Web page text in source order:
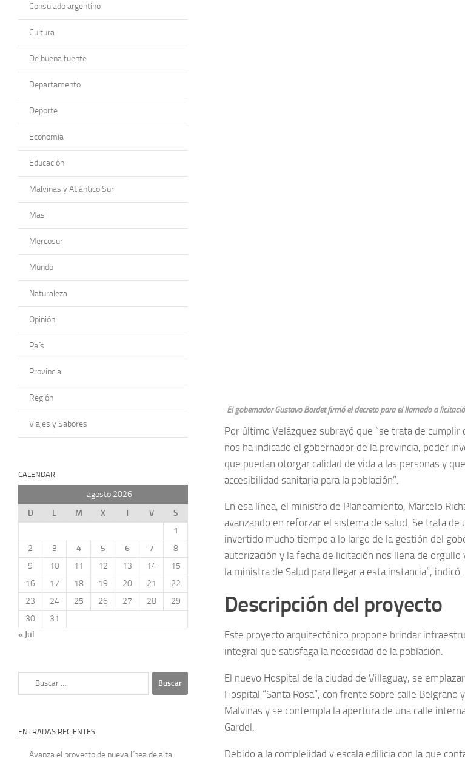
El gobernador Gustavo Bordet firmó el decreto para el llamado a
Por último Velázquez subrayó que “se trata de
nos ha indicado el gobernador de la provincia, poder
que puedan otorgar calidad de vida a las personas y
accesibilidad sanitaria para la población”.
En esa línea, el ministro de Planeamiento, Marcelo
avanzando en reforzar el sistema de salud. Se trata de
invertido mucho tiempo a lo largo de la gestión del
autorización y la fecha de licitación nos llena de
la ministra de Salud para llegar a esta instancia”, indicó.
Descripción del proyecto
Este proyecto arquitectónico propone brindar
integral que satisfaga la necesidad de la población.
El nuevo Hospital de la ciudad de Villaguay, se
Hospital “Santa Rosa”, con frente sobre calle Belgrano
Malvinas y se contempla la apertura de una calle
Gardel.
Debido a la complejidad y escala edilicia con la que
Consulado argentino
Cultura
De buena fuente
Departamento
Deporte
Economía
Educación
Malvinas y Atlántico Sur
Más
Mercosur
Mundo
Naturaleza
Opinión
País
Provincia
Región
Viajes y Sabores
CALENDAR
agosto 2026
D
L M X J V
S
1
2
3 4 5 6 7
8
9
10 11 12 13 14
15
16
17 18 19 20 21
22
23
24 25 26 27 28
29
30
31
« Jul
ENTRADAS RECIENTES
Avanza el proyecto de nueva línea de alta